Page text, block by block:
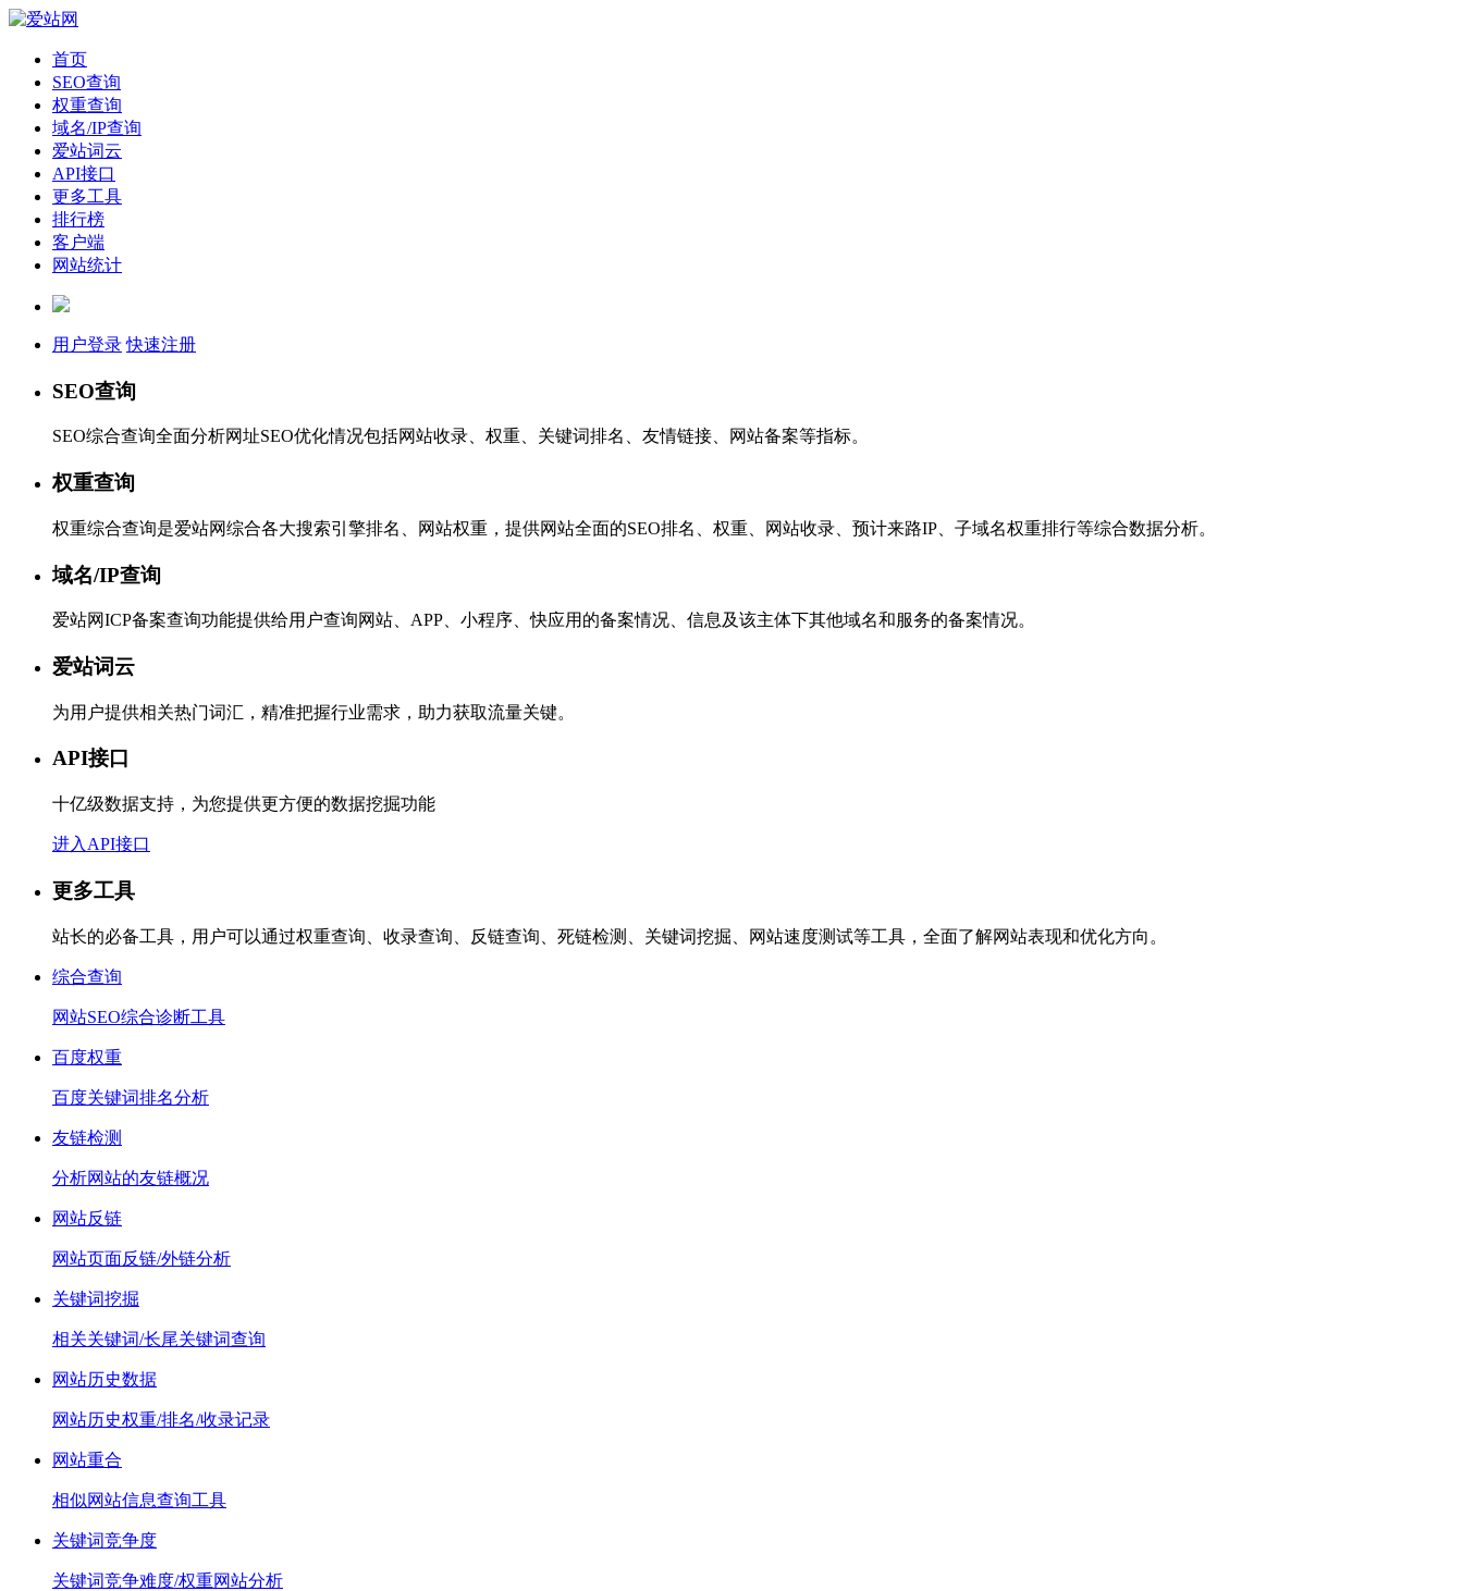
首页
SEO查询
权重查询
域名/IP查询
爱站词云
API接口
更多工具
排行榜
客户端
网站统计
用户登录 快速注册
SEO查询
SEO综合查询全面分析网址SEO优化情况包括网站收录、权重、关键词排名、友情链接、网站备案等指标。
权重查询
权重综合查询是爱站网综合各大搜索引擎排名、网站权重，提供网站全面的SEO排名、权重、网站收录、预计来路IP、子域名权重排行等综合数据分析。
域名/IP查询
爱站网ICP备案查询功能提供给用户查询网站、APP、小程序、快应用的备案情况、信息及该主体下其他域名和服务的备案情况。
爱站词云
为用户提供相关热门词汇，精准把握行业需求，助力获取流量关键。
API接口
十亿级数据支持，为您提供更方便的数据挖掘功能
进入API接口
更多工具
站长的必备工具，用户可以通过权重查询、收录查询、反链查询、死链检测、关键词挖掘、网站速度测试等工具，全面了解网站表现和优化方向。
综合查询
网站SEO综合诊断工具
百度权重
百度关键词排名分析
友链检测
分析网站的友链概况
网站反链
网站页面反链/外链分析
关键词挖掘
相关关键词/长尾关键词查询
网站历史数据
网站历史权重/排名/收录记录
网站重合
相似网站信息查询工具
关键词竞争度
关键词竞争难度/权重网站分析